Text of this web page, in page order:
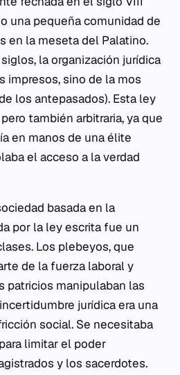
una pequeña comunidad de
en la meseta del Palatino.
la organización jurídica
impresos, sino de la mos
los antepasados). Esta ley
también arbitraria, ya que
en manos de una élite
el acceso a la verdad
basada en la
por la ley escrita fue un
Los plebeyos, que
de la fuerza laboral y
patricios manipulaban las
jurídica era una
social. Se necesitaba
limitar el poder
y los sacerdotes.